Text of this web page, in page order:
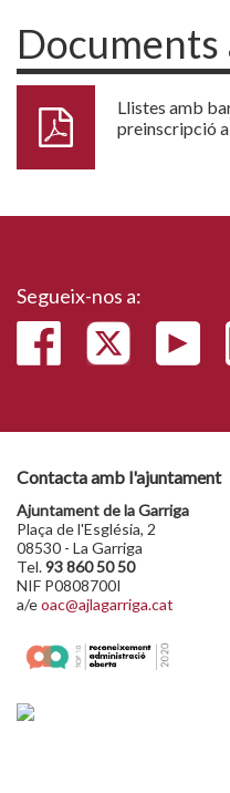
Llistes amb
preinscripció a
Segueix-nos a:
Contacta amb l'ajuntament
Ajuntament de la Garriga
Plaça de l'Església, 2
08530 - La Garriga
Tel.93 860 50 50
NIF P0808700I
a/eoac@ajlagarriga.cat